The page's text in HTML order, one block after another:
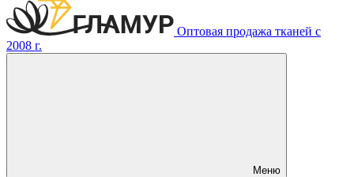
Оптовая продажа тканей с
2008 г.
Меню